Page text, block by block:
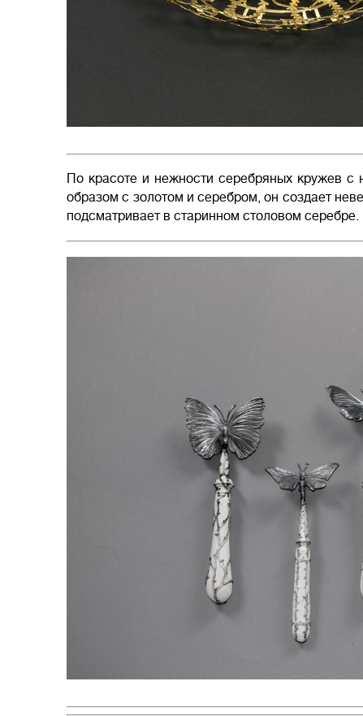
По красоте и нежности серебряных кружев с
образом с золотом и серебром, он создает
подсматривает в старинном столовом серебре.